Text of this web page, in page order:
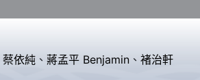
蔡依純 、 蔣孟平 Benjamin 、 褚治軒